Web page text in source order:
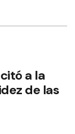
a la
de las